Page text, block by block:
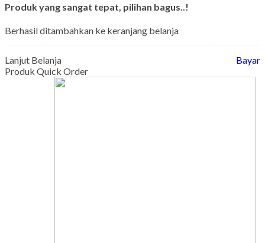
Produk yang sangat tepat, pilihan bagus..!
Berhasil ditambahkan ke keranjang belanja
Lanjut Belanja
Bayar
Produk Quick Order